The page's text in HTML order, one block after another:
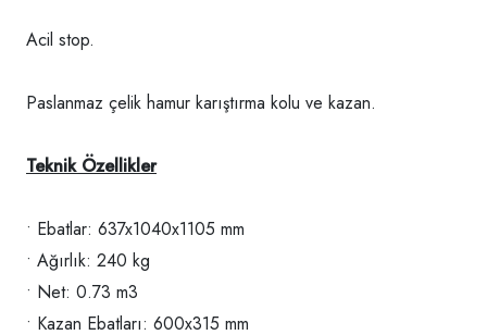
Acil stop.
Paslanmaz çelik hamur karıştırma kolu ve kazan.
Teknik Özellikler
• Ebatlar: 637x1040x1105 mm
• Ağırlık: 240 kg
• Net: 0.73 m3
• Kazan Ebatları: 600x315 mm